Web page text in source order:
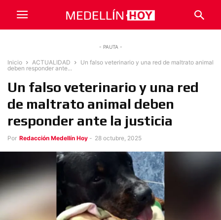
- PAUTA -
Inicio ACTUALIDAD
Un falso veterinario y una red de maltrato animal
deben responder ante...
Un falso veterinario y una red
de maltrato animal deben
responder ante la justicia
Por Redacción Medellín Hoy - 28 octubre, 2025